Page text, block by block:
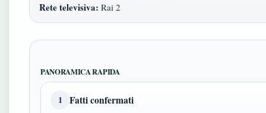
Rete televisiva: Rai 2
PANORAMICA RAPIDA
1 Fatti confermati